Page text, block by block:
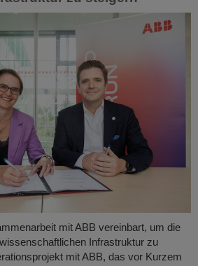
mit ABB vereinbart, um die
Infrastruktur zu
mit ABB, das vor Kurzem